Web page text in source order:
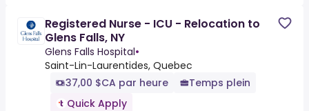
Registered Nurse - ICU - Relocation to
Glens Falls, NY
Glens Falls Hospital•
Saint-Lin-Laurentides, Quebec
37,00 $CA par heure
Temps plein
Quick Apply